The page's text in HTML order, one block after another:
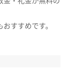
すすめです。